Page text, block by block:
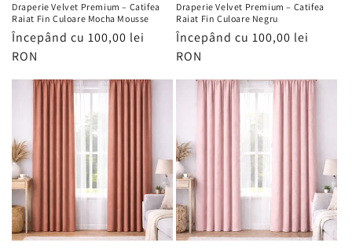
Draperie Velvet Premium – Catifea
Raiat Fin Culoare Mocha Mousse
Preț
obișnuit
Începând cu 100,00 lei
RON
Draperie Velvet Premium – Catifea
Raiat Fin Culoare Negru
Preț
obișnuit
Începând cu 100,00 lei
RON